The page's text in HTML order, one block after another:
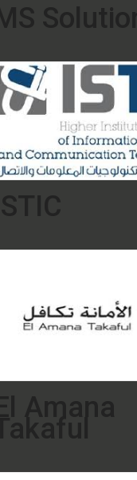
MS
ISTIC
El Amana
Takaful